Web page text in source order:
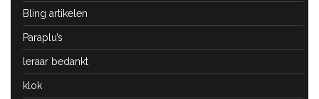
Bling artikelen
Paraplu’s
leraar bedankt
klok